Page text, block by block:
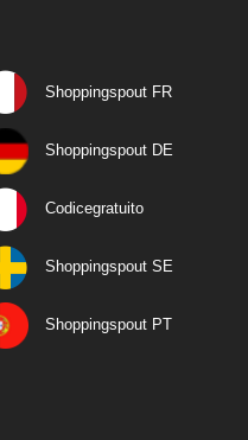
Shoppingspout FR
Shoppingspout DE
Codicegratuito
Shoppingspout SE
Shoppingspout PT